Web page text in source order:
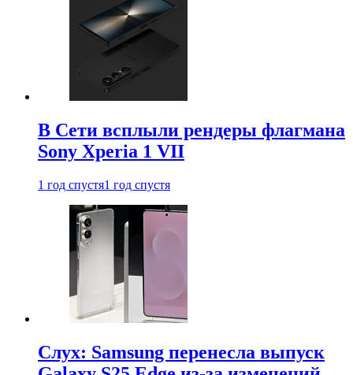
В Сети всплыли рендеры флагмана
Sony Xperia 1 VII
1 год спустя1 год спустя
Слух: Samsung перенесла выпуск